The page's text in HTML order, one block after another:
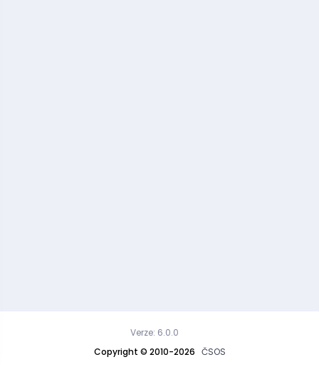
Copyright © 2010-2026 ČSOS
Verze: 6.0.0